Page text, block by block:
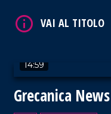
legge paesaggistica
14:59
Grecanica
VAI AL TITOLO